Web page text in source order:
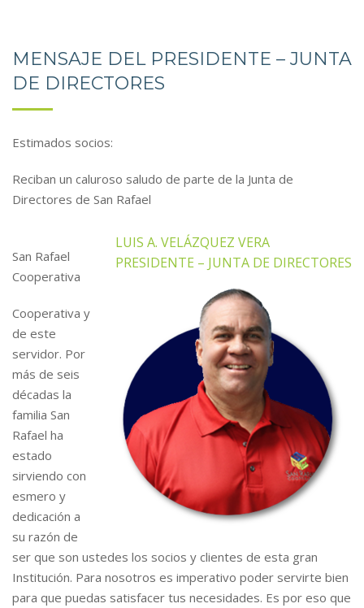
MENSAJE DEL PRESIDENTE – JUNTA
DE DIRECTORES
Estimados socios:
Reciban un caluroso saludo de parte de la Junta de
Directores de San Rafael
LUIS A. VELÁZQUEZ VERA
PRESIDENTE – JUNTA DE DIRECTORES
San Rafael
Cooperativa
Cooperativa y
de este
servidor. Por
más de seis
décadas la
familia San
Rafael ha
estado
sirviendo con
esmero y
dedicación a
su razón de
ser que son ustedes los socios y clientes de esta gran
Institución. Para nosotros es imperativo poder servirte bien
para que puedas satisfacer tus necesidades. Es por eso que